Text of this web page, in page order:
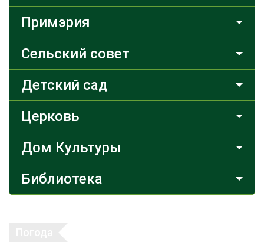
Примэрия
Сельский совет
Детский сад
Церковь
Дом Культуры
Библиотека